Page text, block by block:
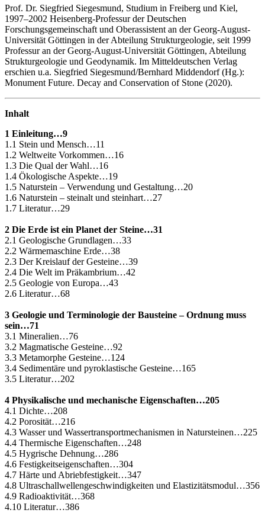
Prof. Dr. Siegfried Siegesmund, Studium in Freiberg und Kiel,
1997–2002 Heisenberg-Professur der Deutschen
Forschungsgemeinschaft und Oberassistent an der Georg-August-
Universität Göttingen in der Abteilung Strukturgeologie, seit 1999
Professur an der Georg-August-Universität Göttingen, Abteilung
Strukturgeologie und Geodynamik. Im Mitteldeutschen Verlag
erschien u.a. Siegfried Siegesmund/Bernhard Middendorf (Hg.):
Monument Future. Decay and Conservation of Stone (2020).
Inhalt
1 Einleitung…9
1.1 Stein und Mensch…11
1.2 Weltweite Vorkommen…16
1.3 Die Qual der Wahl…16
1.4 Ökologische Aspekte…19
1.5 Naturstein – Verwendung und Gestaltung…20
1.6 Naturstein – steinalt und steinhart…27
1.7 Literatur…29
2 Die Erde ist ein Planet der Steine…31
2.1 Geologische Grundlagen…33
2.2 Wärmemaschine Erde…38
2.3 Der Kreislauf der Gesteine…39
2.4 Die Welt im Präkambrium…42
2.5 Geologie von Europa…43
2.6 Literatur…68
3 Geologie und Terminologie der Bausteine – Ordnung muss
sein…71
3.1 Mineralien…76
3.2 Magmatische Gesteine…92
3.3 Metamorphe Gesteine…124
3.4 Sedimentäre und pyroklastische Gesteine…165
3.5 Literatur…202
4 Physikalische und mechanische Eigenschaften…205
4.1 Dichte…208
4.2 Porosität…216
4.3 Wasser und Wassertransportmechanismen in Natursteinen…225
4.4 Thermische Eigenschaften…248
4.5 Hygrische Dehnung…286
4.6 Festigkeitseigenschaften…304
4.7 Härte und Abriebfestigkeit…347
4.8 Ultraschallwellengeschwindigkeiten und Elastizitätsmodul…356
4.9 Radioaktivität…368
4.10 Literatur…386